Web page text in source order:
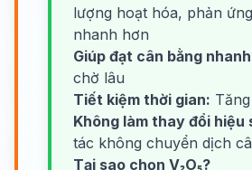
lượng hoạt hóa, phản
nhanh hơn
Giúp đạt cân bằng
chờ lâu
Tiết kiệm thời gian:
Không làm thay đổi hiệu
tác không chuyển dịch
Tại sao chọn V₂O₅?